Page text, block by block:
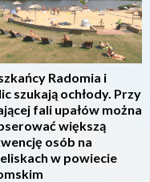
Radomia i
szukają ochłody. Przy
fali upałów można
większą
osób na
w powiecie